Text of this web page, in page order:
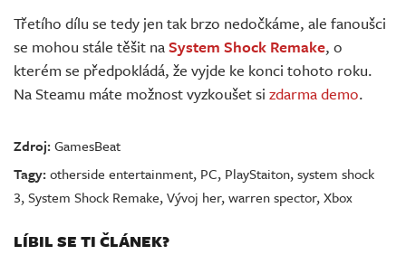
Třetího dílu se tedy jen tak brzo nedočkáme, ale fanoušci
se mohou stále těšit naSystem Shock Remake, o
kterém se předpokládá, že vyjde ke konci tohoto roku.
Na Steamu máte možnost vyzkoušet si zdarma demo.
Zdroj:GamesBeat
Tagy:otherside entertainment, PC, PlayStaiton,system shock
3,System Shock Remake,Vývoj her,warren spector,Xbox
LÍBIL SE TI ČLÁNEK?